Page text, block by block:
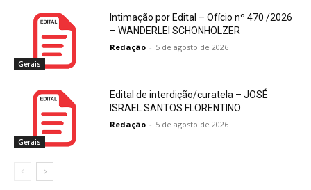
Gerais
Intimação por Edital – Ofício nº 470 /2026
– WANDERLEI SCHONHOLZER
Redação - 5 de agosto de 2026
Gerais
Edital de interdição/curatela – JOSÉ
ISRAEL SANTOS FLORENTINO
Redação - 5 de agosto de 2026